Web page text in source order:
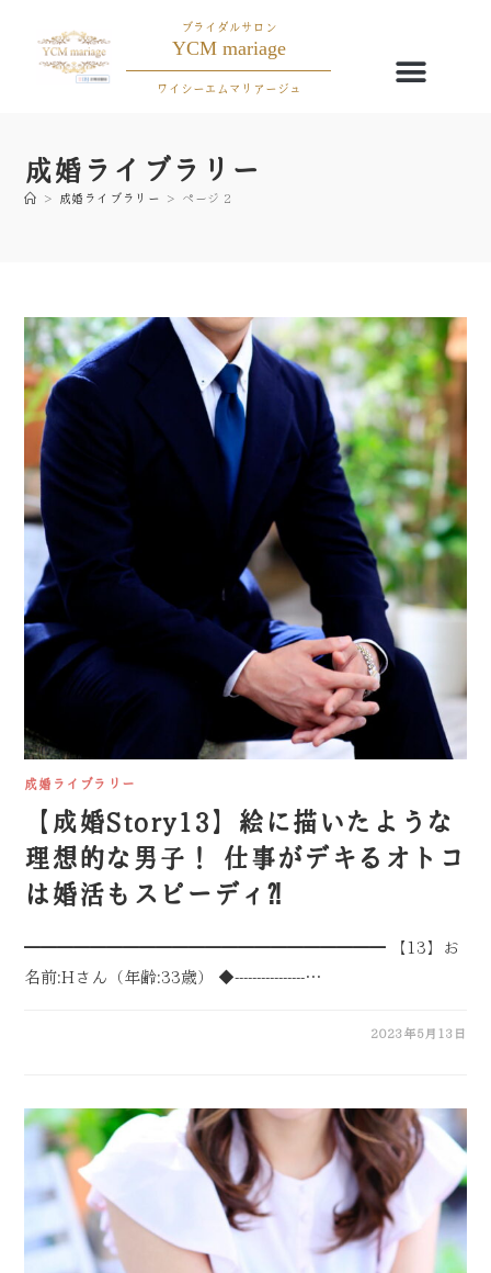
ブライダルサロン
YCM mariage
ワイシーエムマリアージュ
成婚ライブラリー
> 成婚ライブラリー > ページ 2
成婚ライブラリー
【成婚Story13】絵に描いたような
理想的な男子！ 仕事がデキるオトコ
は婚活もスピーディ⁈
━━━━━━━━━━━━━━━━━━━━━━ 【13】お
名前:Hさん（年齢:33歳） ◆----------------…
2023年5月13日